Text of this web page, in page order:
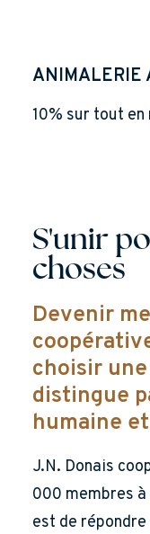
ANIMALERIE
10% sur tout
S'unir
choses
Devenir
choisir
distingue
humaine
J.N. Donais
000 membres
est de